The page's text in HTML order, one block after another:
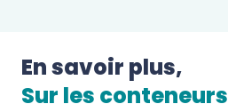
En savoir plus,
Sur les conteneurs